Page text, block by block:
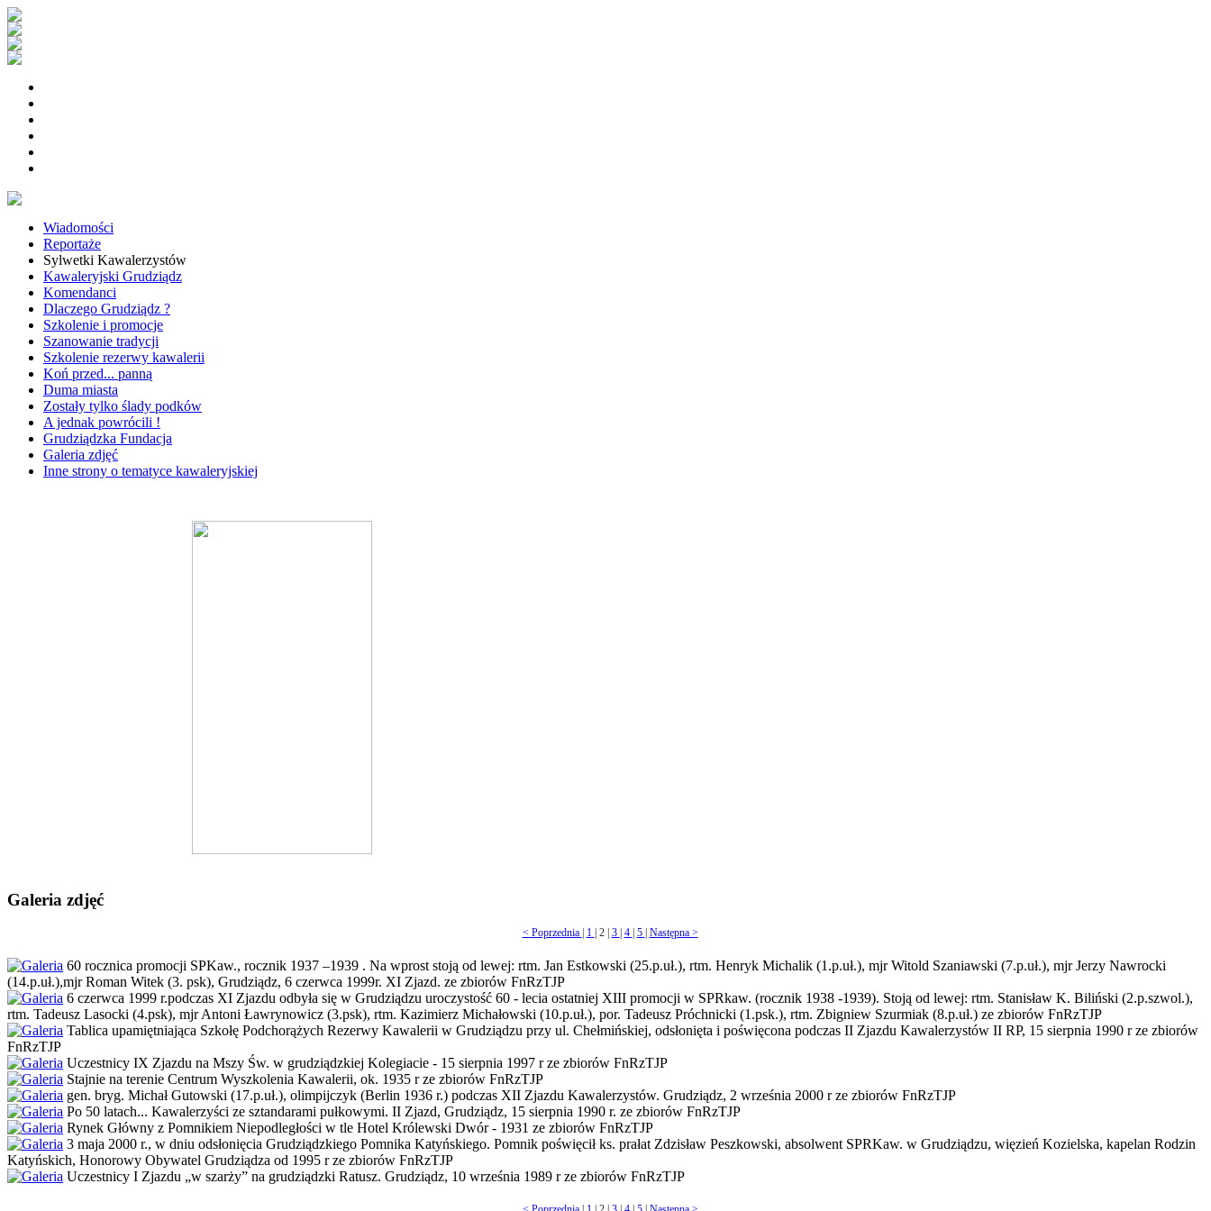
Wiadomości
Reportaże
Sylwetki Kawalerzystów
Kawaleryjski Grudziądz
Komendanci
Dlaczego Grudziądz ?
Szkolenie i promocje
Szanowanie tradycji
Szkolenie rezerwy kawalerii
Koń przed... panną
Duma miasta
Zostały tylko ślady podków
A jednak powrócili !
Grudziądzka Fundacja
Galeria zdjęć
Inne strony o tematyce kawaleryjskiej
Galeria zdjęć
< Poprzednia 1 | 2 | 3 4 5 Następna >
60 rocznica promocji SPKaw., rocznik 1937 –1939 . Na wprost stoją od lewej: rtm. Jan Estkowski (25.p.uł.), rtm. Henryk Michalik (1.p.uł.), mjr Witold Szaniawski (7.p.uł.), mjr Jerzy Nawrocki
(14.p.uł.),mjr Roman Witek (3. psk), Grudziądz, 6 czerwca 1999r. XI Zjazd. ze zbiorów FnRzTJP
6 czerwca 1999 r.podczas XI Zjazdu odbyła się w Grudziądzu uroczystość 60 - lecia ostatniej XIII promocji w SPRkaw. (rocznik 1938 -1939). Stoją od lewej: rtm. Stanisław K. Biliński (2.p.szwol.),
rtm. Tadeusz Lasocki (4.psk), mjr Antoni Ławrynowicz (3.psk), rtm. Kazimierz Michałowski (10.p.uł.), por. Tadeusz Próchnicki (1.psk.), rtm. Zbigniew Szurmiak (8.p.uł.) ze zbiorów FnRzTJP
Tablica upamiętniająca Szkołę Podchorążych Rezerwy Kawalerii w Grudziądzu przy ul. Chełmińskiej, odsłonięta i poświęcona podczas II Zjazdu Kawalerzystów II RP, 15 sierpnia 1990 r ze zbiorów
FnRzTJP
Uczestnicy IX Zjazdu na Mszy Św. w grudziądzkiej Kolegiacie - 15 sierpnia 1997 r ze zbiorów FnRzTJP
Stajnie na terenie Centrum Wyszkolenia Kawalerii, ok. 1935 r ze zbiorów FnRzTJP
gen. bryg. Michał Gutowski (17.p.uł.), olimpijczyk (Berlin 1936 r.) podczas XII Zjazdu Kawalerzystów. Grudziądz, 2 września 2000 r ze zbiorów FnRzTJP
Po 50 latach... Kawalerzyści ze sztandarami pułkowymi. II Zjazd, Grudziądz, 15 sierpnia 1990 r. ze zbiorów FnRzTJP
Rynek Główny z Pomnikiem Niepodległości w tle Hotel Królewski Dwór - 1931 ze zbiorów FnRzTJP
3 maja 2000 r., w dniu odsłonięcia Grudziądzkiego Pomnika Katyńskiego. Pomnik poświęcił ks. prałat Zdzisław Peszkowski, absolwent SPRKaw. w Grudziądzu, więzień Kozielska, kapelan Rodzin
Katyńskich, Honorowy Obywatel Grudziądza od 1995 r ze zbiorów FnRzTJP
Uczestnicy I Zjazdu „w szarży” na grudziądzki Ratusz. Grudziądz, 10 września 1989 r ze zbiorów FnRzTJP